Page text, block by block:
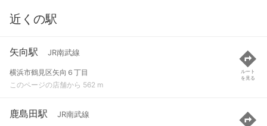
近くの駅
矢向駅 JR南武線
横浜市鶴見区矢向６丁目
このページの店舗から 562 m
ルート
を見る
鹿島田駅 JR南武線